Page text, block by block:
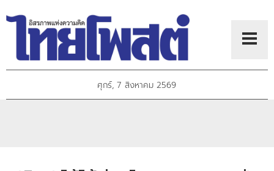
ศุกร์, 7 สิงหาคม 2569